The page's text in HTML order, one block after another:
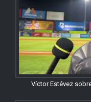
Víctor Estévez